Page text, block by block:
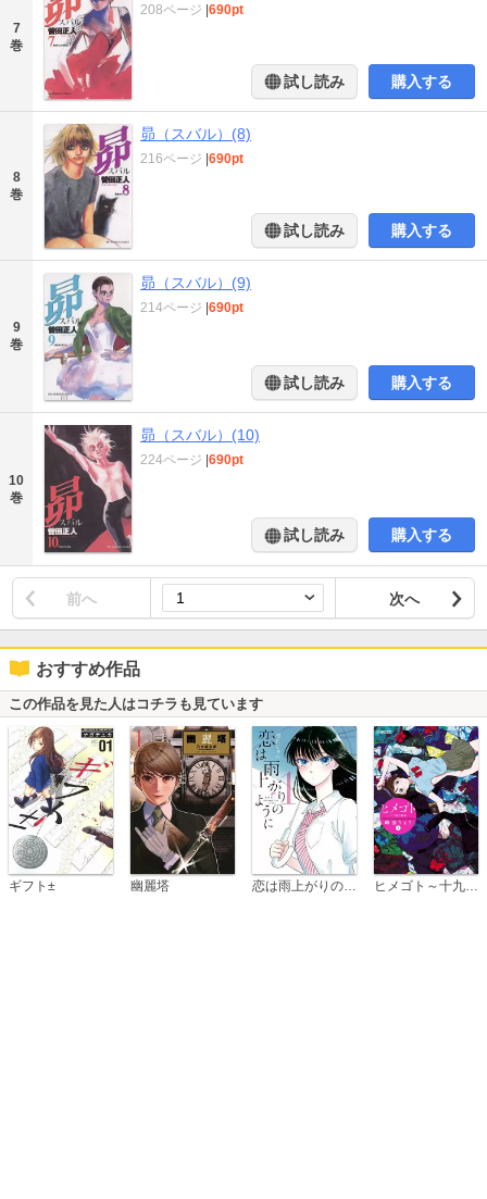
7
巻
208ページ |690pt
試し読み 購入する
8
巻
昴（スバル）(8)
216ページ |690pt
試し読み 購入する
9
巻
昴（スバル）(9)
214ページ |690pt
試し読み 購入する
10
巻
昴（スバル）(10)
224ページ |690pt
試し読み 購入する
前へ 次へ
おすすめ作品
この作品を見た人はコチラも見ています
ギフト± 幽麗塔 ヒメゴト～十九歳の制服～